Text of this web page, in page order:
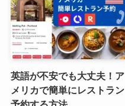
英語が不安でも大丈夫！ア
メリカで簡単にレストラン